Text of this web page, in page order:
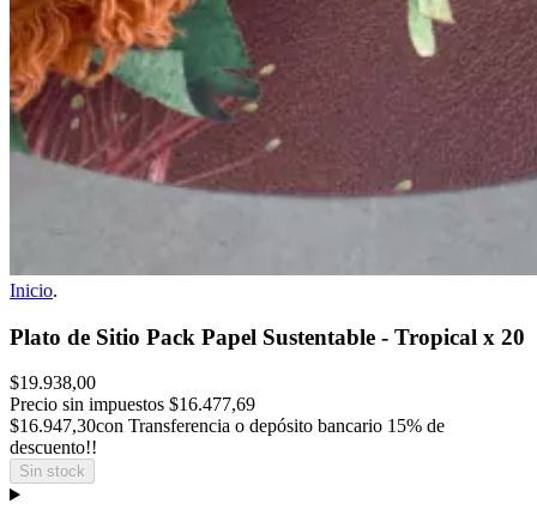
Inicio.
Plato de Sitio Pack Papel Sustentable - Tropical x 20
$19.938,00
Precio sin impuestos $16.477,69
$16.947,30con Transferencia o depósito bancario 15% de
descuento!!
Sin stock